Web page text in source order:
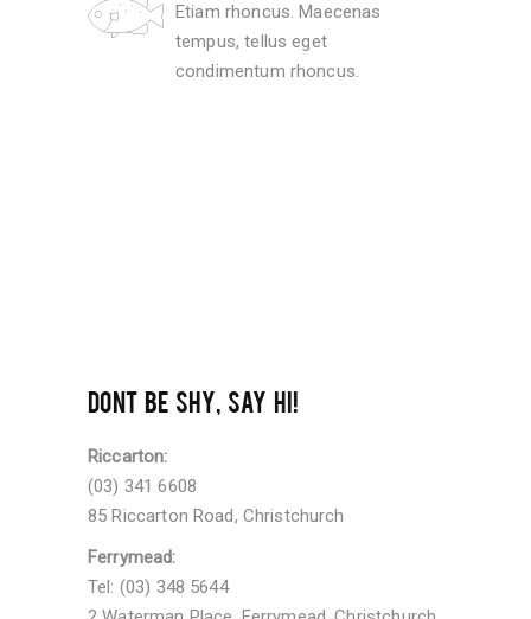
Etiam rhoncus. Maecenas
tempus, tellus eget
condimentum rhoncus.
DONT BE SHY, SAY HI!
Riccarton:
(03) 341 6608
85 Riccarton Road, Christchurch
Ferrymead:
Tel: (03) 348 5644